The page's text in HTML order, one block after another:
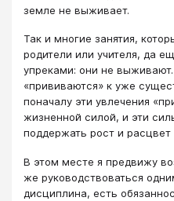
земле не выживает.
Так и многие занятия,
родители или учителя, да
упреками: они не
«прививаются» к уже
поначалу эти увлечения
жизненной силой, и эти
поддержать рост и расцвет
В этом месте я предвижу
же руководствоваться
дисциплина, есть